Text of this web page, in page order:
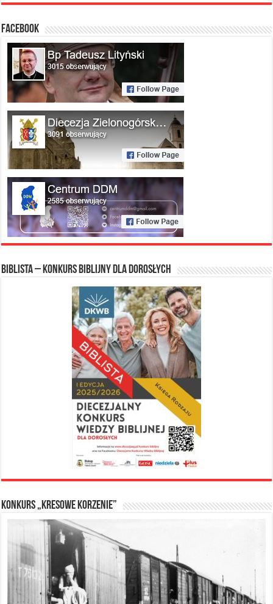
FACEBOOK
Biblista – konkurs biblijny dla dorosłych
Konkurs „Kresowe Korzenie”